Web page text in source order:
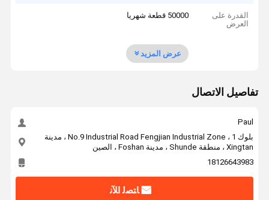
القدرة على
العرض
50000 قطعة شهريا
عرض المزيد
تفاصيل الاتصال
Paul
بلوك 1 ، No.9 Industrial Road Fengjian Industrial Zone ، مدينة
Xingtan ، منطقة Shunde ، مدينة Foshan ، الصين
18126643983
ﺎﺘﺼﻟ ﺍﻶﻧ